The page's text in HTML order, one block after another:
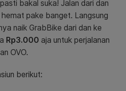
bakal suka! Jalan dari dan
pake banget. Langsung
naik GrabBike dari dan ke
Rp3.000 aja untuk perjalanan
OVO.
berikut: